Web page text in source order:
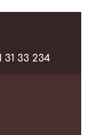
31 33 234